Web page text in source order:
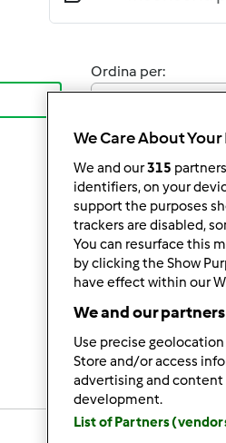
Ordina per:
Lun, 02/23/2015 - 10:58
Ciao a tutte, ho il
entusiasta di
We Care About
We and our315
identifiers, on your
support the purposes
trackers are disabled,
You can resurface this
by clicking the Show
have effect within our
We and our
Use precise
Store and/or access
advertising and content
development.
List of Partners